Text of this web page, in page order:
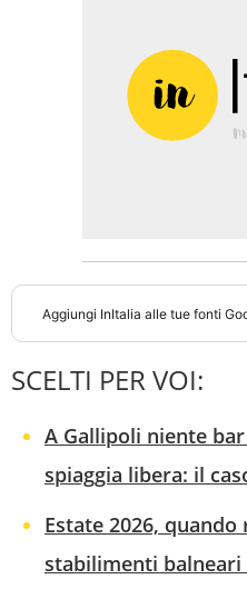
Aggiungi InItalia alle tue fonti
SCELTI PER VOI:
A Gallipoli niente
spiaggia libera: il
Estate 2026,
stabilimenti balneari